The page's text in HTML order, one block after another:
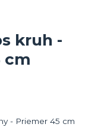
kruh -
cm